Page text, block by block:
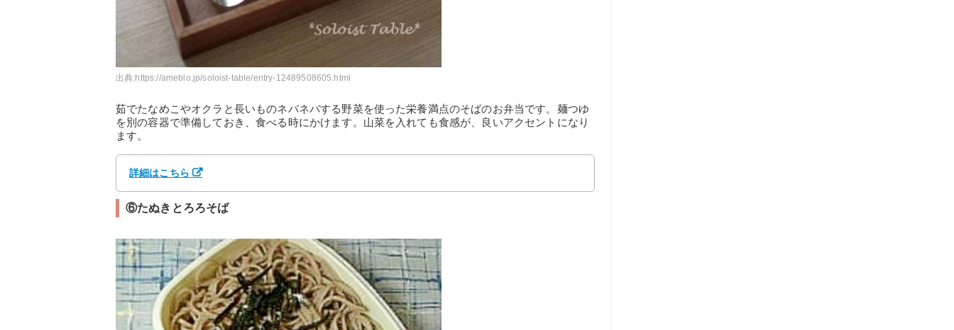
出典:https://ameblo.jp/soloist-table/entry-12489508605.html
茹でたなめこやオクラと長いものネバネバする野菜を使った栄養満点のそばのお弁当です。麺つゆ
を別の容器で準備しておき、食べる時にかけます。山菜を入れても食感が、良いアクセントになり
ます。
詳細はこちら
⑥たぬきとろろそば